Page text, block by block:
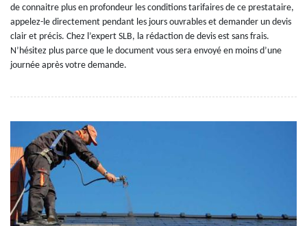
de connaitre plus en profondeur les conditions tarifaires de ce prestataire,
appelez-le directement pendant les jours ouvrables et demander un devis
clair et précis. Chez l’expert SLB, la rédaction de devis est sans frais.
N’hésitez plus parce que le document vous sera envoyé en moins d’une
journée après votre demande.